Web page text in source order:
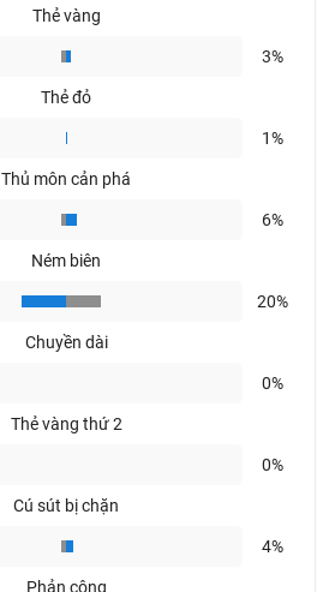
Thẻ vàng
3%
Thẻ đỏ
1%
Thủ môn cản phá
6%
Ném biên
20%
Chuyền dài
0%
Thẻ vàng thứ 2
0%
Cú sút bị chặn
4%
Phản công